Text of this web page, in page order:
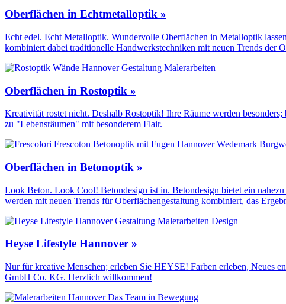
Oberflächen in Echtmetalloptik »
Echt edel. Echt Metalloptik. Wundervolle Oberflächen in Metalloptik
kombiniert dabei traditionelle Handwerks­techniken mit neuen Trends der
Oberflächen in Rostoptik »
Kreativität rostet nicht. Deshalb Rostoptik! Ihre Räume werden
zu "Lebensräumen" mit besonderem Flair.
Oberflächen in Betonoptik »
Look Beton. Look Cool! Betondesign ist in. Betondesign bietet ein
werden mit neuen Trends für Oberflächen­gestaltung kombiniert, das
Heyse Lifestyle Hannover »
Nur für kreative Menschen; erleben Sie HEYSE! Farben erleben, Neues
GmbH Co. KG. Herzlich willkommen!